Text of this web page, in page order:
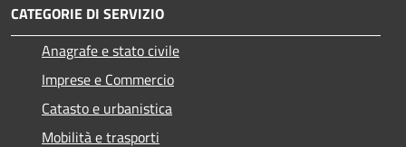
CATEGORIE DI SERVIZIO
Anagrafe e stato civile
Imprese e Commercio
Catasto e urbanistica
Mobilità e trasporti